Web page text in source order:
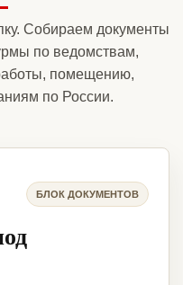
Собираем документы
по ведомствам,
помещению,
по России.
БЛОК ДОКУМЕНТОВ